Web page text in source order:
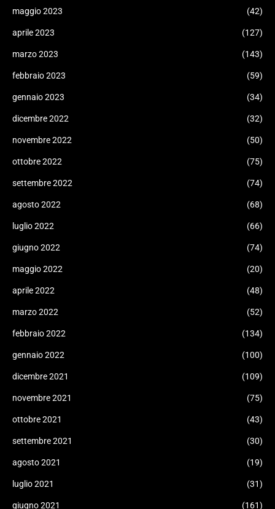
maggio 2023 (42)
aprile 2023 (127)
marzo 2023 (143)
febbraio 2023 (59)
gennaio 2023 (34)
dicembre 2022 (32)
novembre 2022 (50)
ottobre 2022 (75)
settembre 2022 (74)
agosto 2022 (68)
luglio 2022 (66)
giugno 2022 (74)
maggio 2022 (20)
aprile 2022 (48)
marzo 2022 (52)
febbraio 2022 (134)
gennaio 2022 (100)
dicembre 2021 (109)
novembre 2021 (75)
ottobre 2021 (43)
settembre 2021 (30)
agosto 2021 (19)
luglio 2021 (31)
giugno 2021 (161)